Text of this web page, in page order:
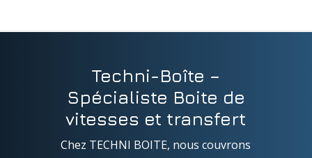
Techni-Boîte –
Spécialiste Boite de
vitesses et transfert
Chez TECHNI BOITE, nous couvrons